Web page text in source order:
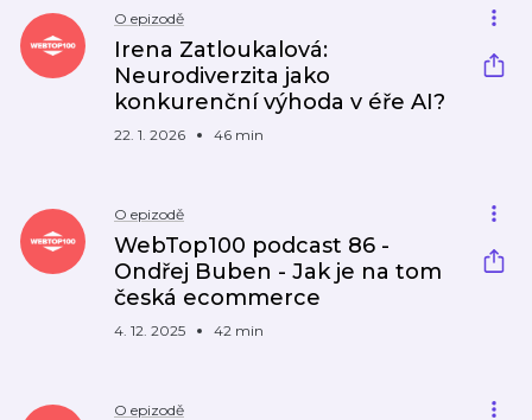
O epizodě
Irena Zatloukalová:
Neurodiverzita jako
konkurenční výhoda v éře AI?
22. 1. 2026 46 min
O epizodě
WebTop100 podcast 86 -
Ondřej Buben - Jak je na tom
česká ecommerce
4. 12. 2025 42 min
O epizodě